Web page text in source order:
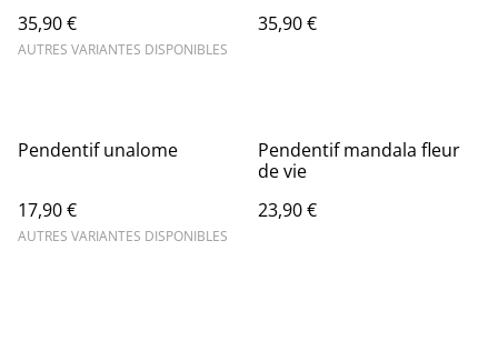
35,90 €
AUTRES VARIANTES DISPONIBLES
35,90 €
Pendentif unalome
17,90 €
AUTRES VARIANTES DISPONIBLES
Pendentif mandala fleur
de vie
23,90 €